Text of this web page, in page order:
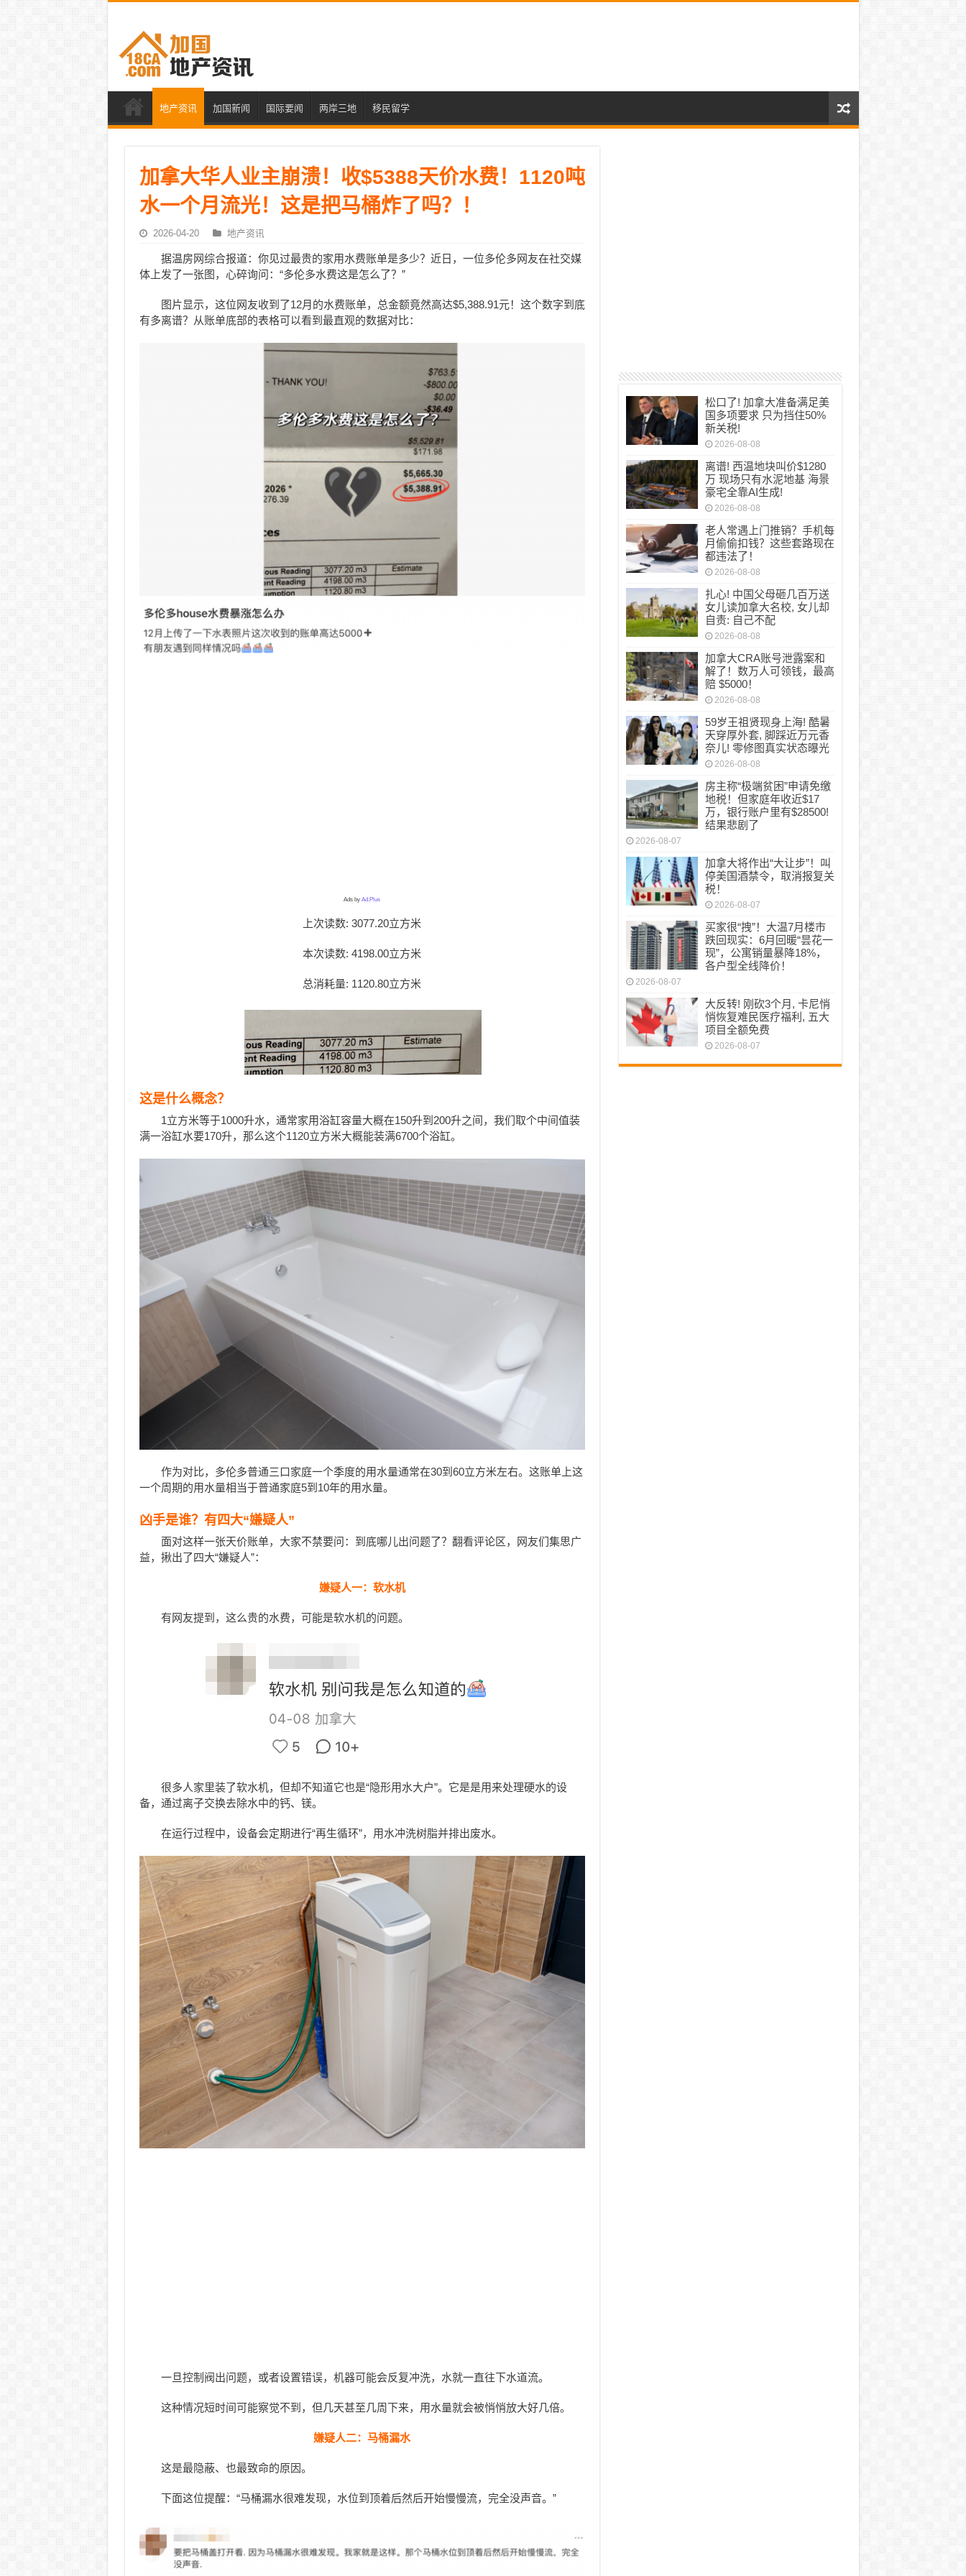
地产资讯 加国新闻 国际要闻 两岸三地 移民留学
加拿大华人业主崩溃！收$5388天价水费！1120吨
水一个月流光！这是把马桶炸了吗？！
2026-04-20 地产资讯
据温房网综合报道：你见过最贵的家用水费账单是多少？近日，一位多伦多网友在社交媒
体上发了一张图，心碎询问：“多伦多水费这是怎么了？”
图片显示，这位网友收到了12月的水费账单，总金额竟然高达$5,388.91元！这个数字到底
有多离谱？从账单底部的表格可以看到最直观的数据对比：
Ads by Ad.Plus
上次读数: 3077.20立方米
本次读数: 4198.00立方米
总消耗量: 1120.80立方米
这是什么概念？
1立方米等于1000升水，通常家用浴缸容量大概在150升到200升之间，我们取个中间值装
满一浴缸水要170升，那么这个1120立方米大概能装满6700个浴缸。
作为对比，多伦多普通三口家庭一个季度的用水量通常在30到60立方米左右。这账单上这
一个周期的用水量相当于普通家庭5到10年的用水量。
凶手是谁？有四大“嫌疑人”
面对这样一张天价账单，大家不禁要问：到底哪儿出问题了？翻看评论区，网友们集思广
益，揪出了四大“嫌疑人”：
嫌疑人一：软水机
有网友提到，这么贵的水费，可能是软水机的问题。
很多人家里装了软水机，但却不知道它也是“隐形用水大户”。它是是用来处理硬水的设
备，通过离子交换去除水中的钙、镁。
在运行过程中，设备会定期进行“再生循环”，用水冲洗树脂并排出废水。
一旦控制阀出问题，或者设置错误，机器可能会反复冲洗，水就一直往下水道流。
这种情况短时间可能察觉不到，但几天甚至几周下来，用水量就会被悄悄放大好几倍。
嫌疑人二：马桶漏水
这是最隐蔽、也最致命的原因。
下面这位提醒：“马桶漏水很难发现，水位到顶着后然后开始慢慢流，完全没声音。”
松口了! 加拿大准备满足美
国多项要求 只为挡住50%
新关税!
2026-08-08
离谱! 西温地块叫价$1280
万 现场只有水泥地基 海景
豪宅全靠AI生成!
2026-08-08
老人常遇上门推销？手机每
月偷偷扣钱？这些套路现在
都违法了！
2026-08-08
扎心! 中国父母砸几百万送
女儿读加拿大名校, 女儿却
自责: 自己不配
2026-08-08
加拿大CRA账号泄露案和
解了！数万人可领钱，最高
赔 $5000！
2026-08-08
59岁王祖贤现身上海! 酷暑
天穿厚外套, 脚踩近万元香
奈儿! 零修图真实状态曝光
2026-08-08
房主称“极端贫困”申请免缴
地税！但家庭年收近$17
万，银行账户里有$28500!
结果悲剧了
2026-08-07
加拿大将作出“大让步”！叫
停美国酒禁令，取消报复关
税！
2026-08-07
买家很“拽”！大温7月楼市
跌回现实：6月回暖“昙花一
现”，公寓销量暴降18%，
各户型全线降价！
2026-08-07
大反转! 刚砍3个月, 卡尼悄
悄恢复难民医疗福利, 五大
项目全额免费
2026-08-07